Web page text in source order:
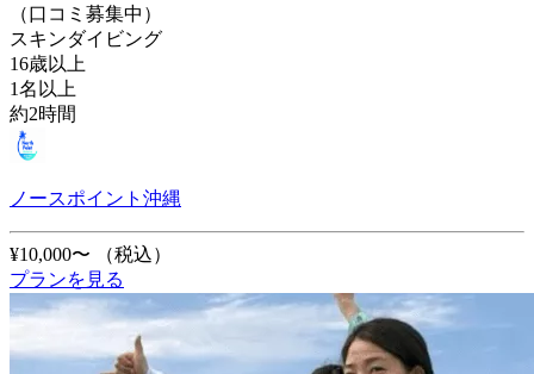
（口コミ募集中）
スキンダイビング
16歳以上
1名以上
約2時間
ノースポイント沖縄
¥10,000〜
（税込）
プランを見る